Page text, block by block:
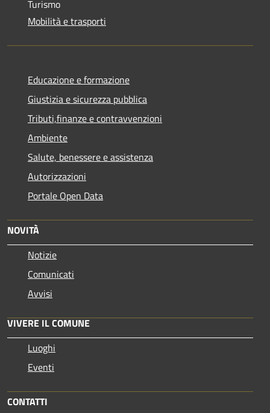
Turismo
Mobilità e trasporti
Educazione e formazione
Giustizia e sicurezza pubblica
Tributi,finanze e contravvenzioni
Ambiente
Salute, benessere e assistenza
Autorizzazioni
Portale Open Data
NOVITÀ
Notizie
Comunicati
Avvisi
VIVERE IL COMUNE
Luoghi
Eventi
CONTATTI